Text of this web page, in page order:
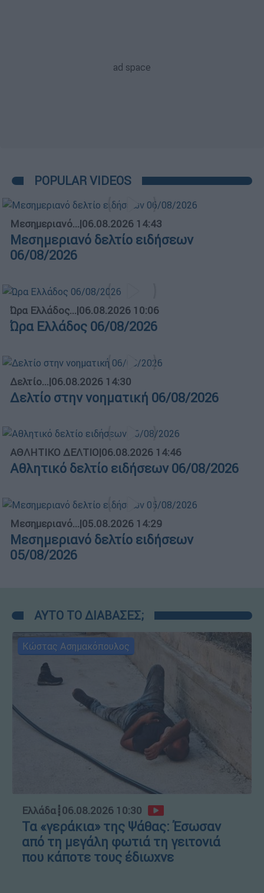
POPULAR VIDEOS
Μεσημεριανό...|06.08.2026 14:43
Μεσημεριανό δελτίο ειδήσεων
06/08/2026
Ώρα Ελλάδος...|06.08.2026 10:06
Ώρα Ελλάδος 06/08/2026
Δελτίο...|06.08.2026 14:30
Δελτίο στην νοηματική 06/08/2026
ΑΘΛΗΤΙΚΟ ΔΕΛΤΙΟ|06.08.2026 14:46
Αθλητικό δελτίο ειδήσεων 06/08/2026
Μεσημεριανό...|05.08.2026 14:29
Μεσημεριανό δελτίο ειδήσεων
05/08/2026
ΑΥΤΟ ΤΟ ΔΙΑΒΑΣΕΣ;
Κώστας Ασημακόπουλος
Ελλάδα┋06.08.2026 10:30
Τα «γεράκια» της Ψάθας: Έσωσαν
από τη μεγάλη φωτιά τη γειτονιά
που κάποτε τους έδιωχνε